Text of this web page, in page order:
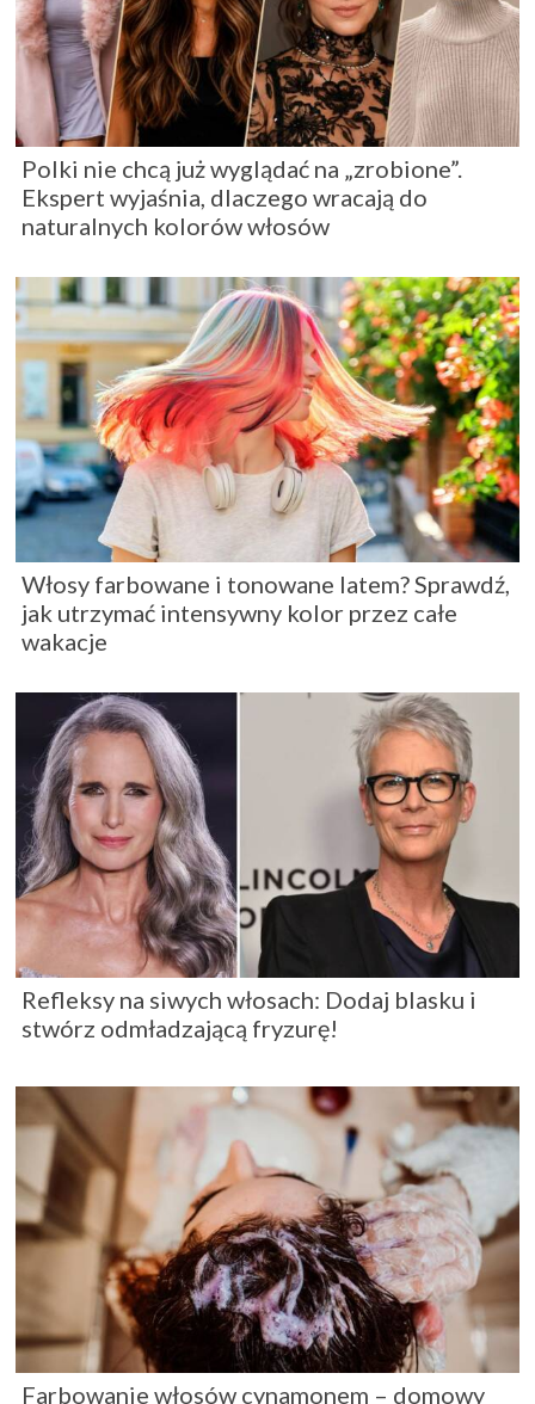
Polki nie chcą już wyglądać na „zrobione”.
Ekspert wyjaśnia, dlaczego wracają do
naturalnych kolorów włosów
Włosy farbowane i tonowane latem? Sprawdź,
jak utrzymać intensywny kolor przez całe
wakacje
Refleksy na siwych włosach: Dodaj blasku i
stwórz odmładzającą fryzurę!
Farbowanie włosów cynamonem – domowy